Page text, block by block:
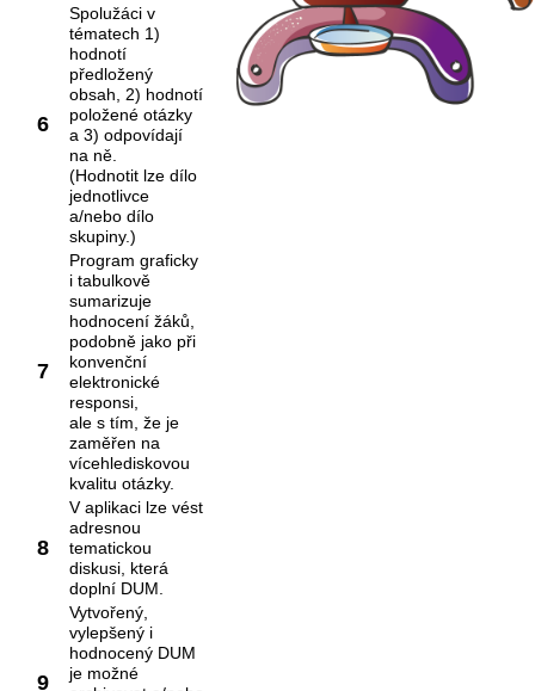
6
Spolužáci v
tématech 1)
hodnotí
předložený
obsah, 2) hodnotí
položené otázky
a 3) odpovídají
na ně.
(Hodnotit lze dílo
jednotlivce
a/nebo dílo
skupiny.)
7
Program graficky
i tabulkově
sumarizuje
hodnocení žáků,
podobně jako při
konvenční
elektronické
responsi,
ale s tím, že je
zaměřen na
vícehlediskovou
kvalitu otázky.
8
V aplikaci lze vést
adresnou
tematickou
diskusi, která
doplní DUM.
9
Vytvořený,
vylepšený i
hodnocený DUM
je možné